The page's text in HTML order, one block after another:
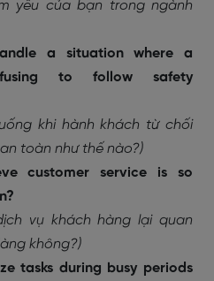
yếu của bạn trong ngành
a situation where a
to follow safety
khi hành khách từ chối
toàn như thế nào?)
customer service is so
vụ khách hàng lại quan
không?)
tasks during busy periods